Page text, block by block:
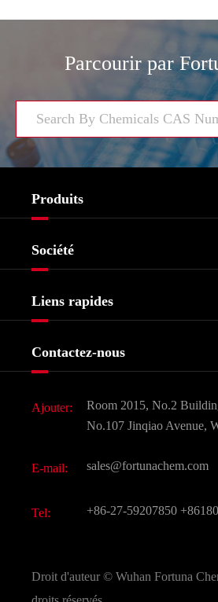
Parcourir par
Produits
Biochimique
Produits agrochimiques et
Ingrédients cosmétiques
Saveurs et parfums
CAS chimiques
Société
Liens rapides
Contactez-nous
Ajouter:
Room 2015, No.2
No.107 Jinqiao Avenue,
E-mail: sales@fortunachem.com
Tel: +86-27-59207850
Droit d'auteur © Wuhan Fortuna